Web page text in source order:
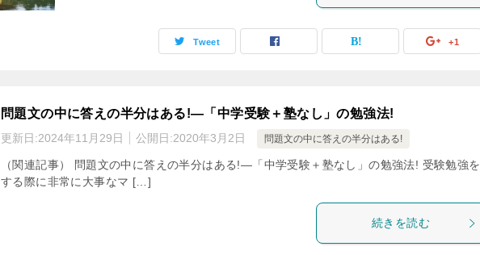
Tweet +1
問題文の中に答えの半分はある!―「中学受験＋塾なし」の勉強法!
更新日:2024年11月29日 公開日:2020年3月2日 問題文の中に答えの半分はある!
（関連記事） 問題文の中に答えの半分はある!―「中学受験＋塾なし」の勉強法! 受験勉強を
する際に非常に大事なマ […]
続きを読む